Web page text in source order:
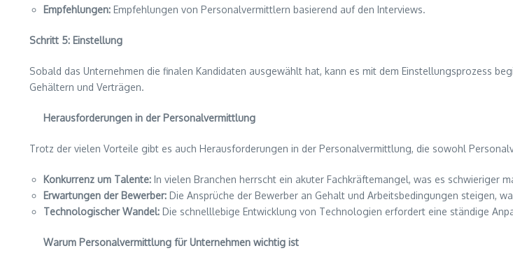
Empfehlungen: Empfehlungen von Personalvermittlern basierend auf den Interviews.
Schritt 5: Einstellung
Sobald das Unternehmen die finalen Kandidaten ausgewählt hat, kann es mit dem Einstellungsprozess
Gehältern und Verträgen.
Herausforderungen in der Personalvermittlung
Trotz der vielen Vorteile gibt es auch Herausforderungen in der Personalvermittlung, die sowohl
Konkurrenz um Talente: In vielen Branchen herrscht ein akuter Fachkräftemangel, was es schwieriger
Erwartungen der Bewerber: Die Ansprüche der Bewerber an Gehalt und Arbeitsbedingungen steigen,
Technologischer Wandel: Die schnelllebige Entwicklung von Technologien erfordert eine ständige
Warum Personalvermittlung für Unternehmen wichtig ist